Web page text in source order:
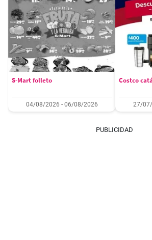
S-Mart folleto
04/08/2026 - 06/08/2026
Costco
27/
PUBLICIDAD